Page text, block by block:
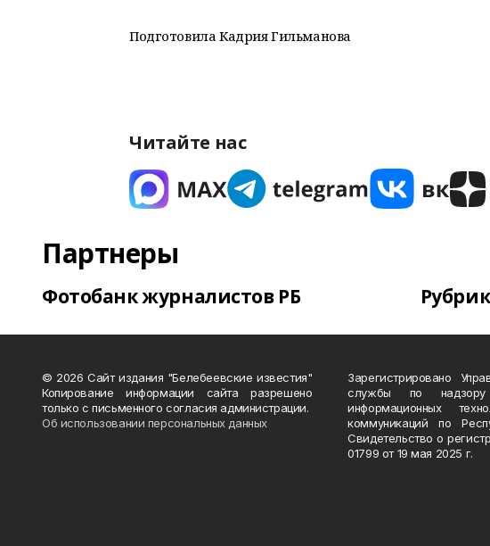
Подготовила Кадрия Гильманова
Читайте нас
Партнеры
Фотобанк журналистов РБ
© 2026 Сайт издания "Белебеевские известия"
Копирование информации сайта разрешено
только с письменного согласия администрации.
Об использовании персональных данных
Зарегистрировано
службы по
информационных
коммуникаций по
Свидетельство о
01799 от 19 мая 2025 г.